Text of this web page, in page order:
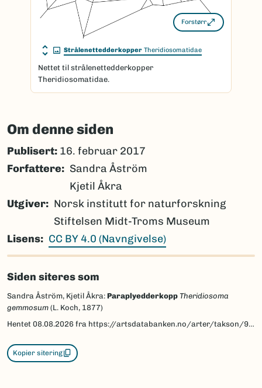
Forstørr
Strålenettedderkopper Theridiosomatidae
Nettet til strålenettedderkopper
Theridiosomatidae.
Om denne siden
Publisert: 16. februar 2017
Forfattere
Sandra Åström
Kjetil Åkra
Utgiver
Norsk institutt for naturforskning
Stiftelsen Midt-Troms Museum
Lisens
CC BY 4.0 (Navngivelse)
Siden siteres som
Sandra Åström, Kjetil Åkra: Paraplyedderkopp Theridiosoma
gemmosum (L. Koch, 1877)
Hentet 08.08.2026 fra https://artsdatabanken.no/arter/takson/91202/beskrivelse
Kopier sitering